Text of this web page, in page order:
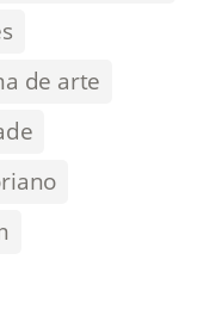
de arte